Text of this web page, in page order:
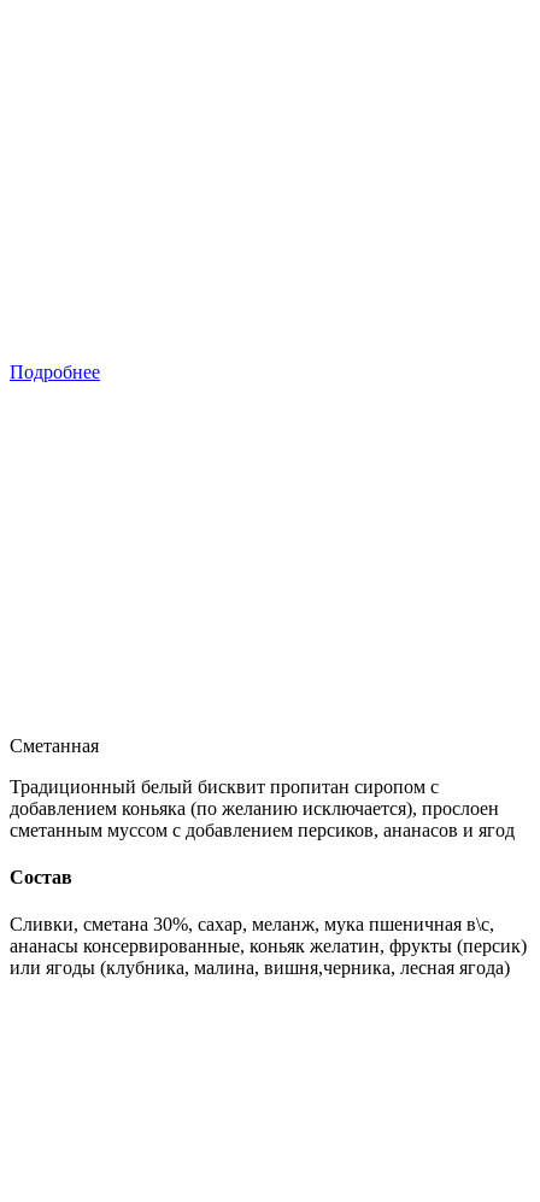
Подробнее
Сметанная
Традиционный белый бисквит пропитан сиропом с
добавлением коньяка (по желанию исключается), прослоен
сметанным муссом с добавлением персиков, ананасов и ягод
Состав
Сливки, сметана 30%, сахар, меланж, мука пшеничная в\с,
ананасы консервированные, коньяк желатин, фрукты (персик)
или ягоды (клубника, малина, вишня,черника, лесная ягода)